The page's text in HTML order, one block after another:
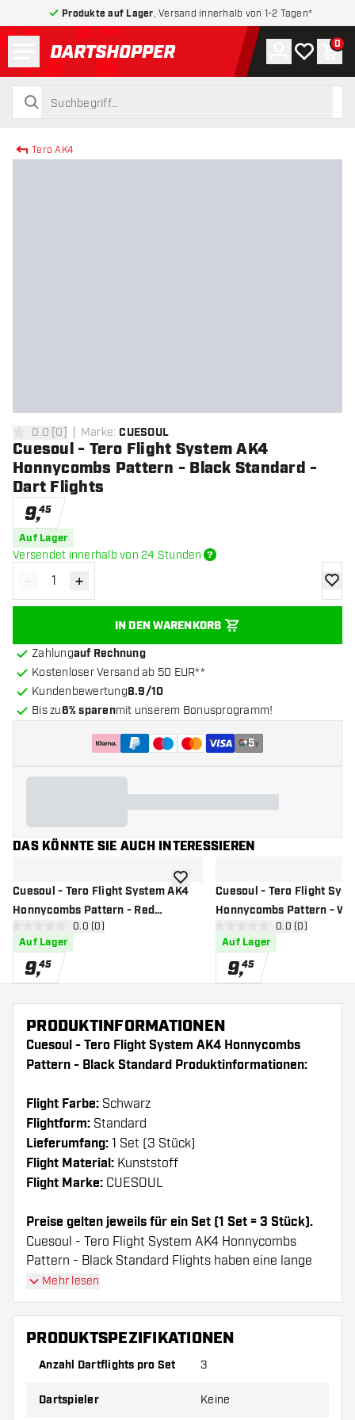
Produkte auf Lager , Versand innerhalb von 1-2 Tagen*
zurück zur Startseite
suchen
suchen
Konto
Meine 0
Tero AK4
0 Bewertungssterne
0.0 [0] Marke: CUESOUL
Cuesoul - Tero Flight System AK4
Honnycombs Pattern - Black Standard -
Dart Flights
9,45
Auf Lager
Versendet innerhalb von 24 Stunden
Menge verringern
- Menge erhöhen
+
IN DEN WARENKORB
Zur
Zahlungauf Rechnung
Kostenloser Versand ab 50 EUR**
Kundenbewertung8.9/10
Bis zu6% sparenmit unserem Bonusprogramm!
+5
DAS KÖNNTE SIE AUCH INTERESSIEREN
Cuesoul - Tero Flight System AK4
Honnycombs Pattern - Red
Standard - Dart Flights
Bewertungsbereich öffnen
0 Bewertungssterne
0.0 (0)
Auf Lager
9,45
Zur Wunschliste hinzufügen
Cuesoul - Tero Flight
Honnycombs Pattern -
Standard - Dart Flights
0 Bewertungssterne
0.0 (0)
Auf Lager
9,45
PRODUKTINFORMATIONEN
Cuesoul - Tero Flight System AK4 Honnycombs
Pattern - Black Standard Produktinformationen:
Flight Farbe: Schwarz
Flightform: Standard
Lieferumfang: 1 Set (3 Stück)
Flight Material: Kunststoff
Flight Marke: CUESOUL
Preise gelten jeweils für ein Set (1 Set = 3 Stück).
Cuesoul - Tero Flight System AK4 Honnycombs
Pattern - Black Standard Flights haben eine lange
Lebenserwartung. Diese Flights können nur mit
Cuesoul Shafts verwendet werden.
Dartshopper Tipp!
Shafts. Diese können sich durch Gebrauch
Mehr lesen
PRODUKTSPEZIFIKATIONEN
Anzahl Dartflights pro Set 3
Dartspieler Keine